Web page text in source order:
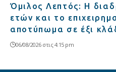
Όμιλος Λεπτός: Η
ετών και το
αποτύπωμα σε έξι
06/08/2026 στις 4:15 pm